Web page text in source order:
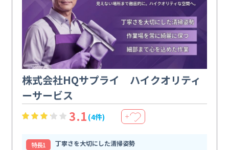
株式会社HQサプライ ハイクオリティ
ーサービス
3.1 (4件) ＋
特⻑1
丁寧さを大切にした清掃姿勢